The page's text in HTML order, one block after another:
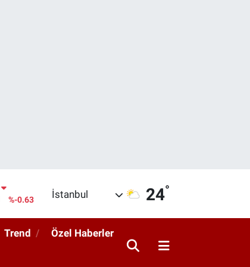
%0.16
İstanbul 24°
Trend Özel Haberler